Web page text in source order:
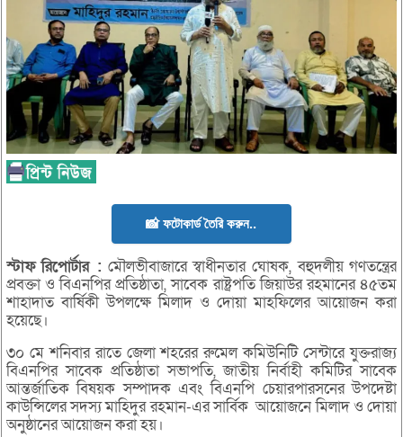
📸 ফটোকার্ড তৈরি করুন..
স্টাফ রিপোর্টার: মৌলভীবাজারে স্বাধীনতার ঘোষক, বহুদলীয় গণতন্ত্রের
প্রবক্তা ও বিএনপির প্রতিষ্ঠাতা, সাবেক রাষ্ট্রপতি জিয়াউর রহমানের ৪৫তম
শাহাদাত বার্ষিকী উপলক্ষে মিলাদ ও দোয়া মাহফিলের আয়োজন করা
হয়েছে।
৩০ মে শনিবার রাতে জেলা শহরের রুমেল কমিউনিটি সেন্টারে যুক্তরাজ্য
বিএনপির সাবেক প্রতিষ্ঠাতা সভাপতি, জাতীয় নির্বাহী কমিটির সাবেক
আন্তর্জাতিক বিষয়ক সম্পাদক এবং বিএনপি চেয়ারপারসনের উপদেষ্টা
কাউন্সিলের সদস্য মাহিদুর রহমান-এর সার্বিক আয়োজনে মিলাদ ও দোয়া
অনুষ্ঠানের আয়োজন করা হয়।